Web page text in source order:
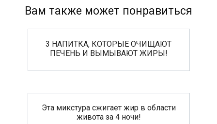
Вам также может понравиться
3 НАПИТКА, КОТОРЫЕ ОЧИЩАЮТ
ПЕЧЕНЬ И ВЫМЫВАЮТ ЖИРЫ!
Эта микстура сжигает жир в области
живота за 4 ночи!